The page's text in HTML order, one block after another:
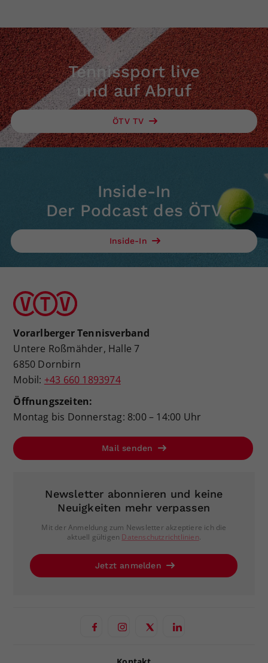
Tennissport live
und auf Abruf
ÖTV TV
Inside-In
Der Podcast des ÖTV
Inside-In
Vorarlberger Tennisverband
Untere Roßmähder, Halle 7
6850 Dornbirn
Mobil: +43 660 1893974
Öffnungszeiten:
Montag bis Donnerstag: 8:00 – 14:00 Uhr
Mail senden
Newsletter abonnieren und keine
Neuigkeiten mehr verpassen
Mit der Anmeldung zum Newsletter akzeptiere ich die
aktuell gültigen Datenschutzrichtlinien.
Jetzt anmelden